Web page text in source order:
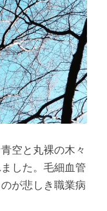
空と丸裸の木々
した。毛細血管
が悲しき職業病